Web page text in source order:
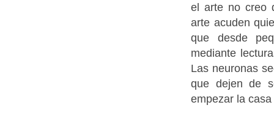
el arte no creo
arte acuden
que desde
mediante
Las neuronas
que dejen de
empezar la